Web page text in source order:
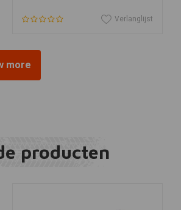
Verlanglijst
more
producten